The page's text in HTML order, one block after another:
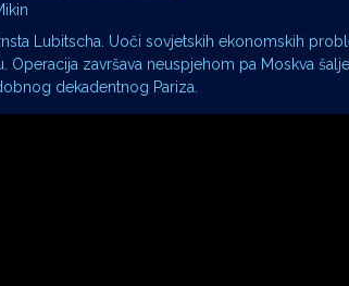
Lubitscha. Uoči sovjetskih ekonomskih
završava neuspjehom pa Moskva
dekadentnog Pariza.